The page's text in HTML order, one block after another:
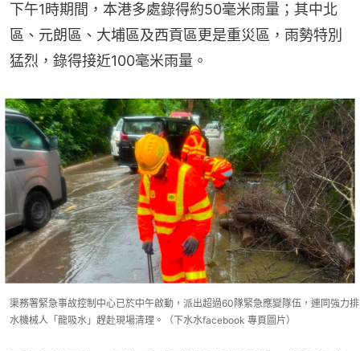
下午1時期間，本港多處錄得約50毫米雨量；其中北
區、元朗區、大埔區及西貢區更是重災區，雨勢特別
猛烈，錄得接近100毫米雨量。
渠務署緊急事故控制中心已於中午啟動，派出超過60隊緊急應變隊伍，連同強力排
水機械人「龍吸水」趕赴現場清理。（下水水facebook 專頁圖片）